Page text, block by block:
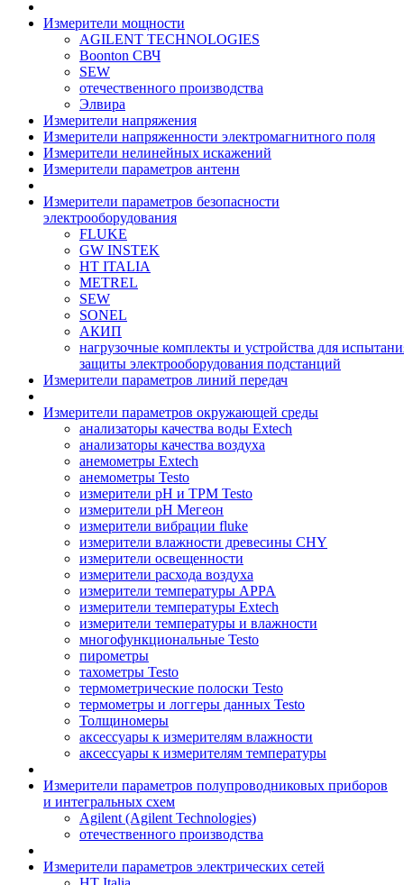
Измерители мощности
AGILENT TECHNOLOGIES
Boonton СВЧ
SEW
отечественного производства
Элвира
Измерители напряжения
Измерители напряженности электромагнитного поля
Измерители нелинейных искажений
Измерители параметров антенн
Измерители параметров безопасности
электрооборудования
FLUKE
GW INSTEK
HT ITALIA
METREL
SEW
SONEL
АКИП
нагрузочные комплекты и устройства для
защиты электрооборудования подстанций
Измерители параметров линий передач
Измерители параметров окружающей среды
анализаторы качества воды Extech
анализаторы качества воздуха
анемометры Extech
анемометры Testo
измерители pH и ТРМ Testo
измерители pH Мегеон
измерители вибрации fluke
измерители влажности древесины CHY
измерители освещенности
измерители расхода воздуха
измерители температуры APPA
измерители температуры Extech
измерители температуры и влажности
многофункциональные Testo
пирометры
тахометры Testo
термометрические полоски Testo
термометры и логгеры данных Testo
Толщиномеры
аксессуары к измерителям влажности
аксессуары к измерителям температуры
Измерители параметров полупроводниковых приборов
и интегральных схем
Agilent (Agilent Technologies)
отечественного производства
Измерители параметров электрических сетей